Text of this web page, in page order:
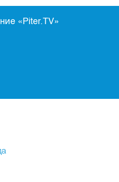
«Piter.TV»